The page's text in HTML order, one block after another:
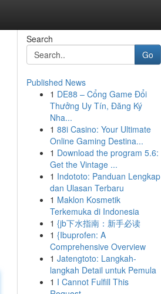
Search
Go
Published News
1 DE88 – Cổng Game Đổi
Thưởng Uy Tín, Đăng Ký
Nha...
1 88i Casino: Your Ultimate
Online Gaming Destina...
1 Download the program 5.6:
Get the Vintage ...
1 Indototo: Panduan Lengkap
dan Ulasan Terbaru
1 Maklon Kosmetik
Terkemuka di Indonesia
1 {jb下水指南：新手必读
1 {Ibuprofen: A
Comprehensive Overview
1 Jatengtoto: Langkah-
langkah Detail untuk Pemula
1 I Cannot Fulfill This